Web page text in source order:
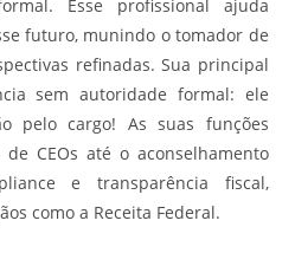
Esse profissional ajuda
futuro, munindo o tomador de
refinadas. Sua principal
sem autoridade formal: ele
pelo cargo! As suas funções
CEOs até o aconselhamento
e transparência fiscal,
como a Receita Federal.